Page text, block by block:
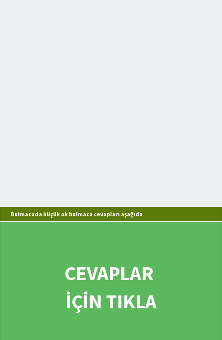
Bulmacada küçük ok bulmaca cevapları aşağıda
CEVAPLAR
İÇİN TIKLA